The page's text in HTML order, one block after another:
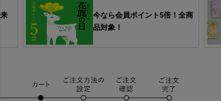
今なら会員ポイント5倍！全商
品対象！